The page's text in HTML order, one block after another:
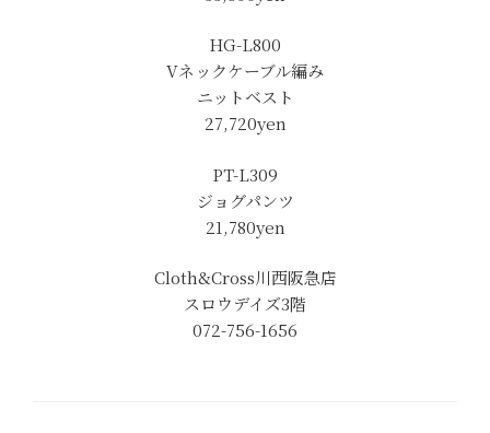
HG-L800
Vネックケーブル編み
ニットベスト
27,720yen
PT-L309
ジョグパンツ
21,780yen
Cloth&Cross川西阪急店
スロウデイズ3階
072-756-1656